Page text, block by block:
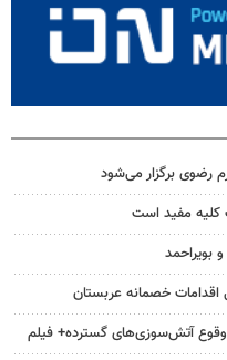
رضوی برگزار می‌شود
کلیه مفید است
بویراحمد
خصمانه عربستان
وقوع آتش‌سوزی‌های گسترده+ فیلم